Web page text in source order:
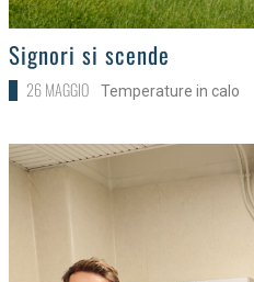
>
Signori si scende
26 MAGGIO Temperature in calo